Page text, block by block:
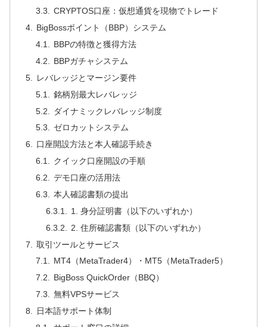
CRYPTOS口座：仮想通貨を現物でトレード
BigBossポイント（BBP）システム
BBPの特徴と獲得方法
BBPガチャシステム
レバレッジとマージン要件
銘柄別最大レバレッジ
ダイナミックレバレッジ制度
ゼロカットシステム
口座開設方法と本人確認手続き
クイック口座開設の手順
デモ口座の活用法
本人確認書類の提出
1. 身分証明書（以下のいずれか）
2. 住所確認書類（以下のいずれか）
取引ツールとサービス
MT4（MetaTrader4）・MT5（MetaTrader5）
BigBoss QuickOrder（BBQ）
無料VPSサービス
日本語サポート体制